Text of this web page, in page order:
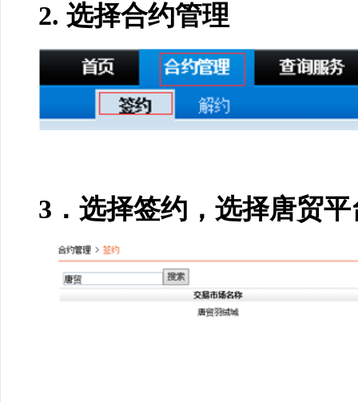
2. 选择合约管理
3．选择签约，选择唐贸平